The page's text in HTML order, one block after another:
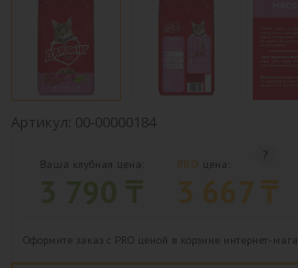
Артикул: 00-00000184
Ваша клубная цена: PRO цена:
3 667 ₸
Оформите заказ с PRO ценой в корзине интернет-